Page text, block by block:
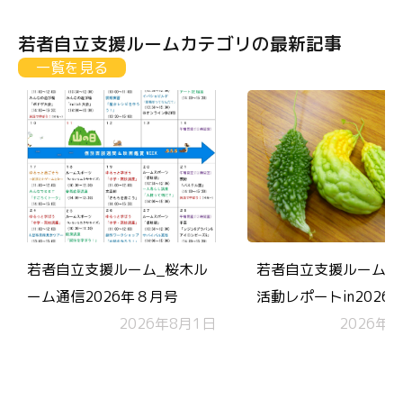
若者自立支援ルームカテゴリの最新記事
一覧を見る
若者自立支援ルーム_桜木ル
ーム通信2026年８月号
2026年8月1日
若者自立支援ルーム
活動レポートin2026.7
2026年7